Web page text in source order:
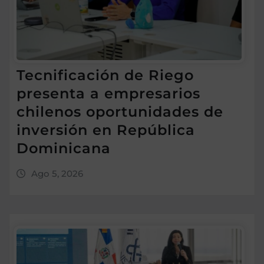
Tecnificación de Riego
presenta a empresarios
chilenos oportunidades de
inversión en República
Dominicana
Ago 5, 2026